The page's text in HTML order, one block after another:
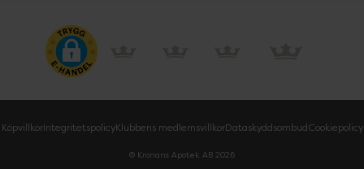
KöpvillkorIntegritetspolicyKlubbens medlemsvillkorDataskyddsombudCookiepolicy
© Kronans Apotek AB 2026